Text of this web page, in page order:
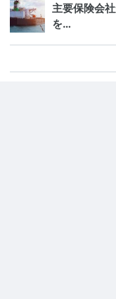
主要保険会
を…